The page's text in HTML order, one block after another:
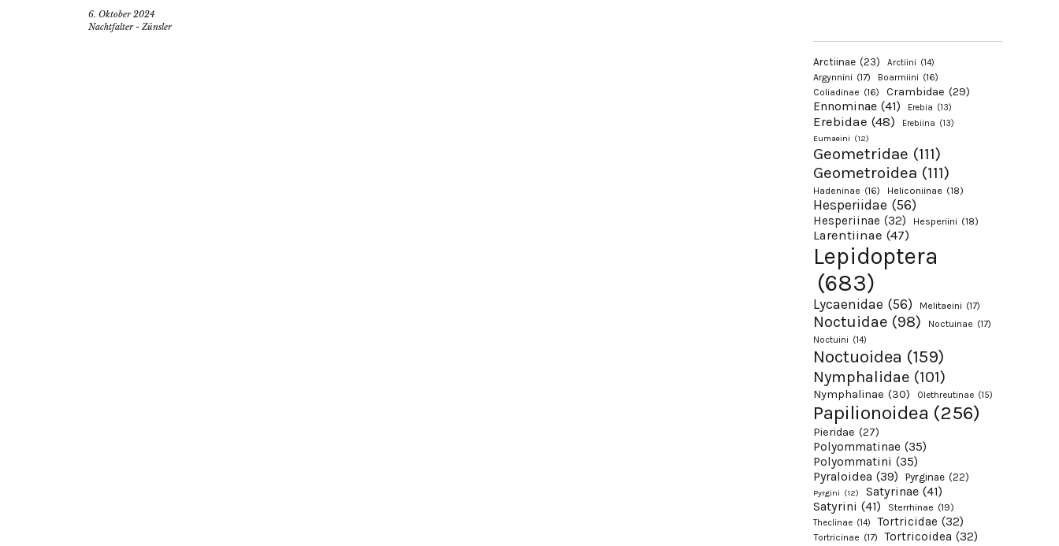
6. Oktober 2024
Nachtfalter - Zünsler
Arctiinae (23) Arctiini (14)
Argynnini (17) Boarmiini (16)
Coliadinae (16) Crambidae (29)
Ennominae (41) Erebia (13)
Erebidae (48) Erebiina (13)
Eumaeini (12)
Geometridae (111)
Geometroidea (111)
Hadeninae (16) Heliconiinae (18)
Hesperiidae (56)
Hesperiinae (32) Hesperiini (18)
Larentiinae (47)
Lepidoptera
(683)
Lycaenidae (56) Melitaeini (17)
Noctuidae (98) Noctuinae (17)
Noctuini (14)
Noctuoidea (159)
Nymphalidae (101)
Nymphalinae (30) Olethreutinae (15)
Papilionoidea (256)
Pieridae (27)
Polyommatinae (35)
Polyommatini (35)
Pyraloidea (39) Pyrginae (22)
Pyrgini (12) Satyrinae (41)
Satyrini (41) Sterrhinae (19)
Theclinae (14) Tortricidae (32)
Tortricinae (17) Tortricoidea (32)